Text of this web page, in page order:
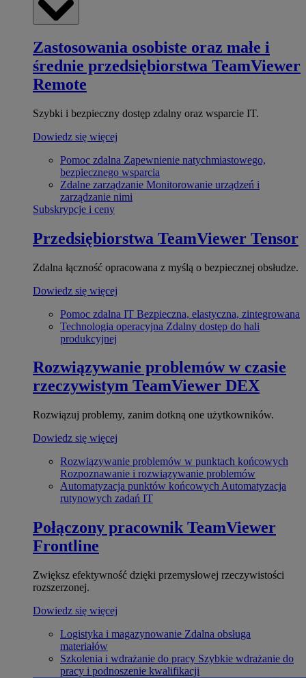
Zastosowania osobiste oraz małe i
średnie przedsiębiorstwa TeamViewer
Remote
Szybki i bezpieczny dostęp zdalny oraz wsparcie IT.
Dowiedz się więcej
Pomoc zdalna Zapewnienie natychmiastowego,
bezpiecznego wsparcia
Zdalne zarządzanie Monitorowanie urządzeń i
zarządzanie nimi
Subskrypcje i ceny
Przedsiębiorstwa TeamViewer Tensor
Zdalna łączność opracowana z myślą o bezpiecznej obsłudze.
Dowiedz się więcej
Pomoc zdalna IT Bezpieczna, elastyczna, zintegrowana
Technologia operacyjna Zdalny dostęp do hali
produkcyjnej
Rozwiązywanie problemów w czasie
rzeczywistym TeamViewer DEX
Rozwiązuj problemy, zanim dotkną one użytkowników.
Dowiedz się więcej
Rozwiązywanie problemów w punktach końcowych
Rozpoznawanie i rozwiązywanie problemów
Automatyzacja punktów końcowych Automatyzacja
rutynowych zadań IT
Połączony pracownik TeamViewer
Frontline
Zwiększ efektywność dzięki przemysłowej rzeczywistości
rozszerzonej.
Dowiedz się więcej
Logistyka i magazynowanie Zdalna obsługa
materiałów
Szkolenia i wdrażanie do pracy Szybkie wdrażanie do
pracy i podnoszenie kwalifikacji